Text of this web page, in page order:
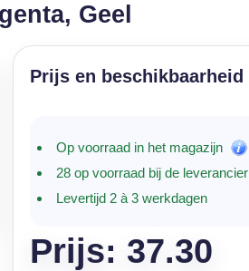
Geel
Op voorraad in het magazijn
28 op voorraad bij de leverancier
Levertijd 2 à 3 werkdagen
Prijs: 37.30